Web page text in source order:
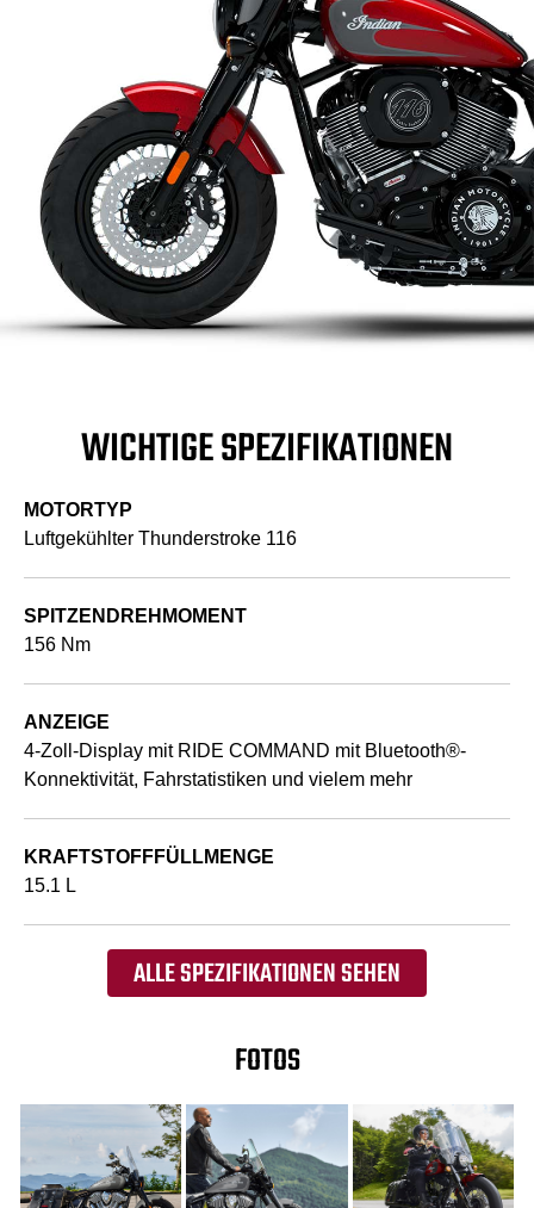
WICHTIGE SPEZIFIKATIONEN
MOTORTYP
Luftgekühlter Thunderstroke 116
SPITZENDREHMOMENT
156 Nm
ANZEIGE
4-Zoll-Display mit RIDE COMMAND mit Bluetooth®-
Konnektivität, Fahrstatistiken und vielem mehr
KRAFTSTOFFFÜLLMENGE
15.1 L
ALLE SPEZIFIKATIONEN SEHEN
FOTOS